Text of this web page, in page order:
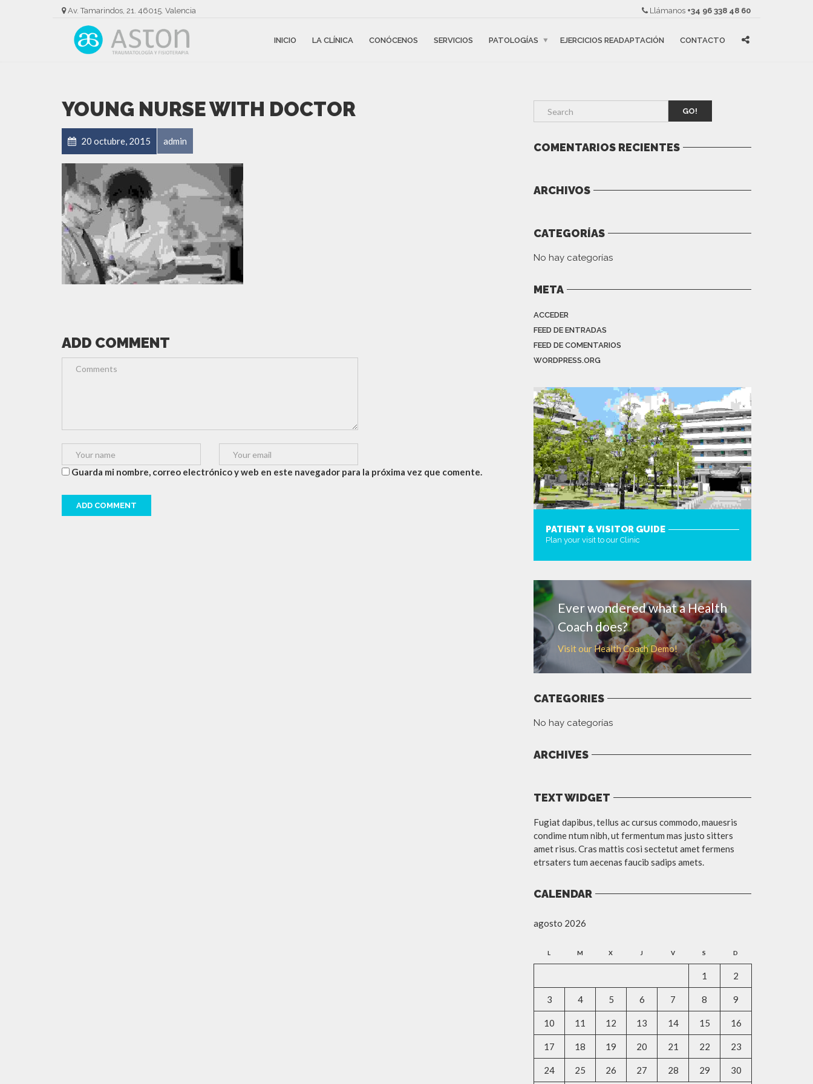
Av. Tamarindos, 21. 46015. Valencia Llámanos +34 96 338 48 60
INICIO LA CLÍNICA CONÓCENOS SERVICIOS PATOLOGÍAS EJERCICIOS READAPTACIÓN CONTACTO
YOUNG NURSE WITH DOCTOR
20 octubre, 2015 admin
ADD COMMENT
Guarda mi nombre, correo electrónico y web en este navegador para la próxima vez que comente.
GO!
COMENTARIOS RECIENTES
ARCHIVOS
CATEGORÍAS
No hay categorías
META
ACCEDER
FEED DE ENTRADAS
FEED DE COMENTARIOS
WORDPRESS.ORG
PATIENT & VISITOR GUIDE
Plan your visit to our Clinic
Ever wondered what a Health
Coach does?
Visit our Health Coach Demo!
CATEGORIES
No hay categorías
ARCHIVES
TEXT WIDGET
Fugiat dapibus, tellus ac cursus commodo, mauesris
condime ntum nibh, ut fermentum mas justo sitters
amet risus. Cras mattis cosi sectetut amet fermens
etrsaters tum aecenas faucib sadips amets.
CALENDAR
agosto 2026
L M X J V S D
1 2
3 4 5 6 7 8 9
10 11 12 13 14 15 16
17 18 19 20 21 22 23
24 25 26 27 28 29 30